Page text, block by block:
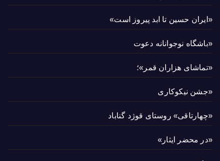
«ایران حسین تا ابد پیروز است»
«باشگاه نوجوانانه دعوت
«تماشای هزاران قمر»؛
«جشن نیکوکاری
«چهارتاقی» روستای قوژد گناباد
«در محضر ایثار»